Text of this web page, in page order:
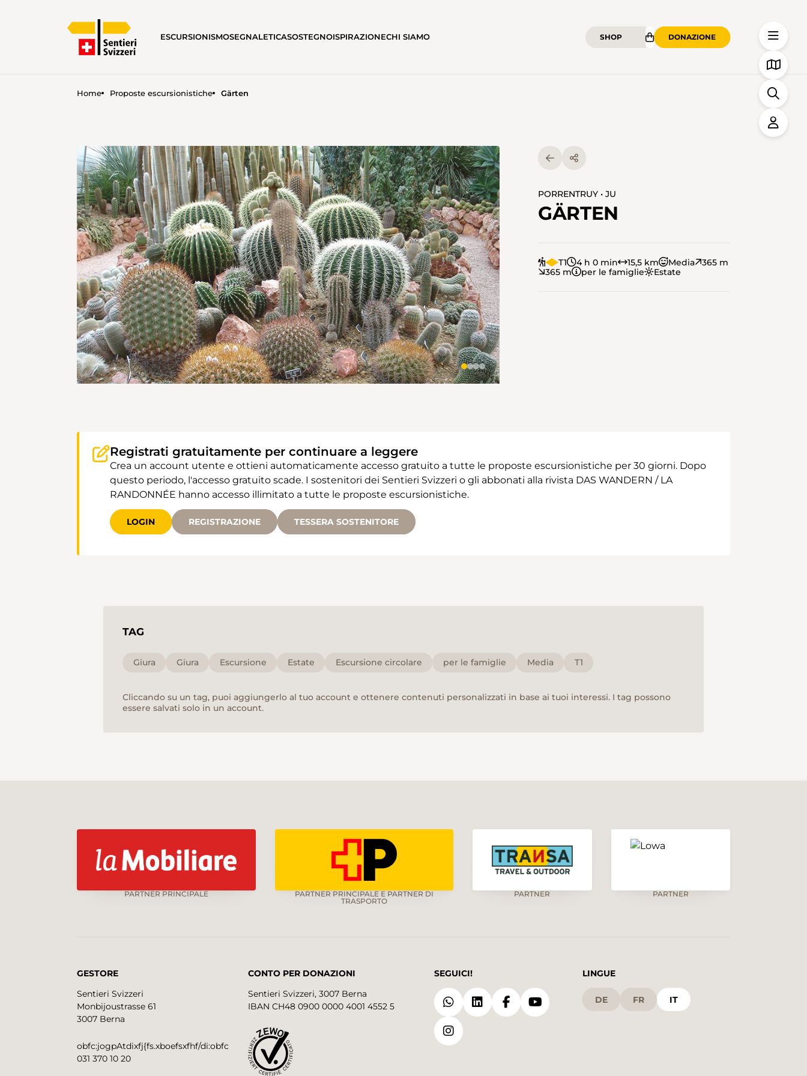
ESCURSIONISMOSEGNALETICASOSTEGNOISPIRAZIONECHI SIAMO SHOP DONAZIONE
Home Proposte escursionistiche Gärten
PORRENTRUY • JU
GÄRTEN
T1 4 h 0 min 15,5 km Media
365 m
365 m
per le famiglie Estate
Registrati gratuitamente per continuare a leggere
Crea un account utente e ottieni automaticamente accesso gratuito a tutte le proposte escursionistiche per 30 giorni. Dopo
questo periodo, l'accesso gratuito scade. I sostenitori dei Sentieri Svizzeri o gli abbonati alla rivista DAS WANDERN / LA
RANDONNÉE hanno accesso illimitato a tutte le proposte escursionistiche.
LOGIN REGISTRAZIONE TESSERA SOSTENITORE
TAG
Giura Giura Escursione Estate Escursione circolare per le famiglie Media T1
Cliccando su un tag, puoi aggiungerlo al tuo account e ottenere contenuti personalizzati in base ai tuoi interessi. I tag possono
essere salvati solo in un account.
PARTNER PRINCIPALE
PARTNER PRINCIPALE E PARTNER DI
TRASPORTO
PARTNER PARTNER
GESTORE
Sentieri Svizzeri
Monbijoustrasse 61
3007 Berna
obfc:jogpAtdixfj{fs.xboefsxfhf/di:obfc
031 370 10 20
CONTO PER DONAZIONI
Sentieri Svizzeri, 3007 Berna
IBAN CH48 0900 0000 4001 4552 5
SEGUICI! LINGUE
DE FR IT